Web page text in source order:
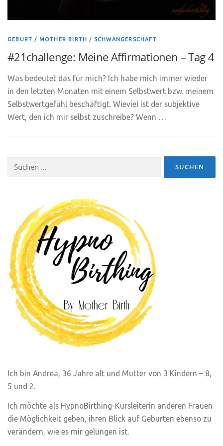
GEBURT / MOTHER BIRTH / SCHWANGERSCHAFT
#21challenge: Meine Affirmationen – Tag 4
Was bedeutet das für mich? Ich habe mich immer wieder
in den letzten Monaten mit einem Selbstwert bzw. meinem
Selbstwertgefühl beschäftigt. Wieviel ist der subjektive
Wert, den ich mir selbst zuschreibe? Wenn …
Suchen
Ich bin Andrea, 36 Jahre alt und Mutter von 3 Kindern – 8,
5 und 2.
Ich möchte als HypnoBirthing-Kursleiterin anderen Frauen
die Möglichkeit geben, ihren Blick auf Geburten ebenso zu
verändern, wie es mir gelungen ist.